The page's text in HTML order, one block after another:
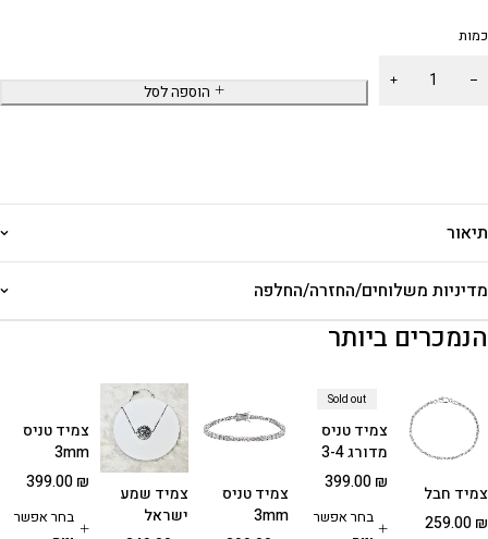
כמות
הוספה לסל
תיאור
מדיניות משלוחים/החזרה/החלפה
הנמכרים ביותר
צמיד חבל
259.00₪
Sold out
צמיד טניס
מדורג 3-4
מ"מ399.00₪
בחר אפשר
צמיד טניס
3mm
צמיד שמע
ישראל
צמיד טניס
3mm
399.00₪
בחר אפשר